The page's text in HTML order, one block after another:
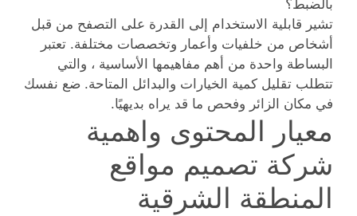
بالضبط؟
تشير قابلية الاستخدام إلى القدرة على التصفح من قبل
أشخاص من خلفيات وأعمار وتخصصات مختلفة. تعتبر
البساطة واحدة من أهم مفاهيمها الأساسية ، والتي
تتطلب تقليل كمية الخيارات والبدائل المتاحة. ضع نفسك
في مكان الزائر وفحص ما قد يراه بديهيًا.
معيار المحتوى واهمية
شركة تصميم مواقع
المنطقة الشرقية